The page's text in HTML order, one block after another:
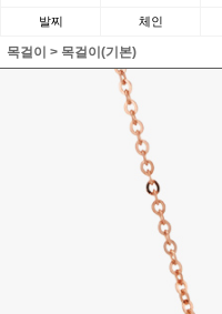
발찌 체인
목걸이 > 목걸이(기본)